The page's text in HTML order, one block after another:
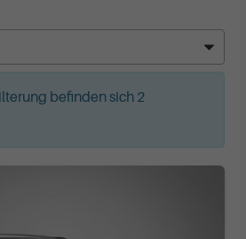
befinden sich 2